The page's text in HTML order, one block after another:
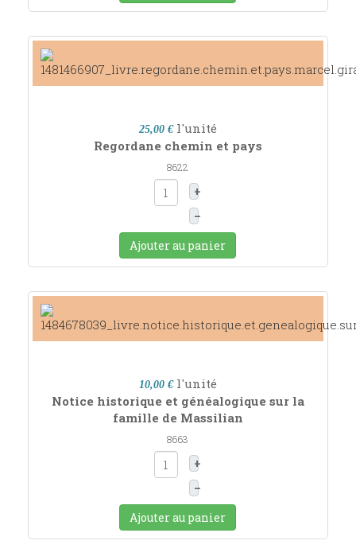
25,00 € l'unité
Regordane chemin et pays
8622
+
–
Ajouter au panier
10,00 € l'unité
Notice historique et généalogique sur la
famille de Massilian
8663
+
–
Ajouter au panier